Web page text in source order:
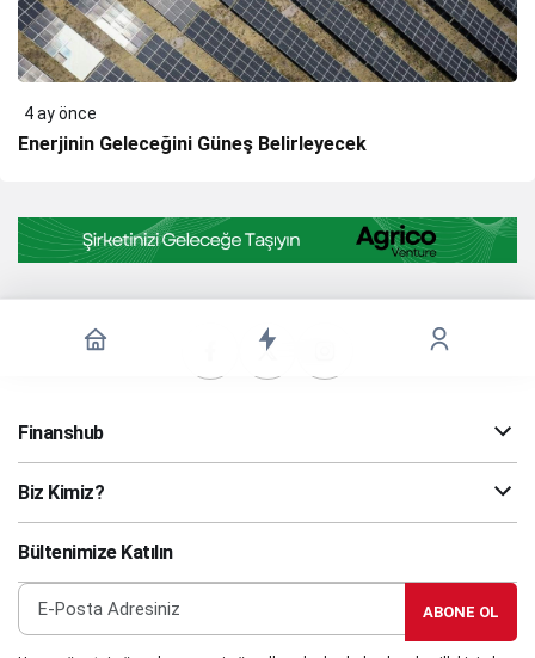
4 ay önce
Enerjinin Geleceğini Güneş Belirleyecek
Finanshub
Biz Kimiz?
Bültenimize Katılın
ABONE OL